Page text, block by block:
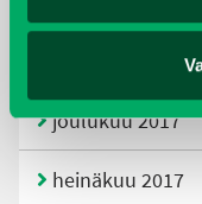
tammikuu 2018
joulukuu 2017
heinäkuu 2017